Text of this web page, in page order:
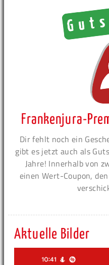
Frankenjura-
Dir fehlt noch ein
gibt es jetzt auch als
Jahre! Innerhalb von
einen Wert-Coupon,
Aktuelle Bilder